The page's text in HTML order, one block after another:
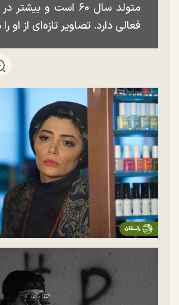
متولد سال ۶۰ است و
فعالی دارد. تصاویر تازه‌ای از او